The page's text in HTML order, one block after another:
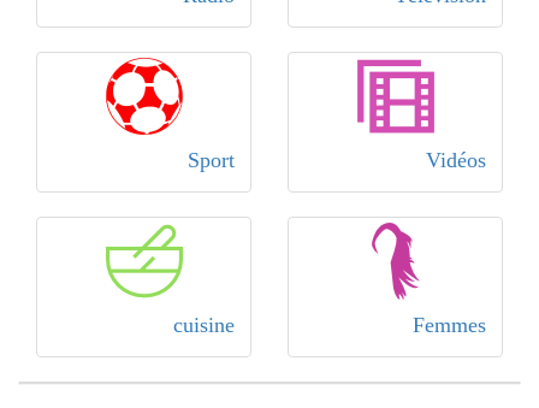
Vidéos
Sport
Femmes
cuisine